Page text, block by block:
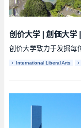
创价大学| 創価大学|
创价大学致力于发掘每
International Liberal Arts